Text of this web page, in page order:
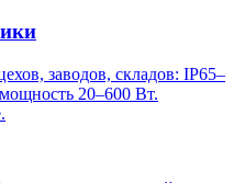
заводов, складов: IP65–
20–600 Вт.